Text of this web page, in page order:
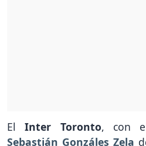
ElInter Toronto, con
Sebastián Gonzáles Zela